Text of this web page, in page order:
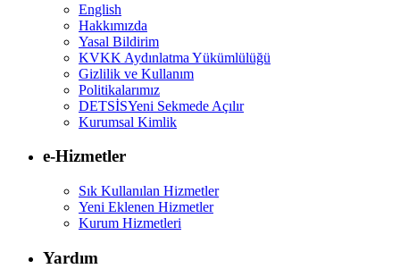
English
Hakkımızda
Yasal Bildirim
KVKK Aydınlatma Yükümlülüğü
Gizlilik ve Kullanım
Politikalarımız
DETSİSYeni Sekmede Açılır
Kurumsal Kimlik
e-Hizmetler
Sık Kullanılan Hizmetler
Yeni Eklenen Hizmetler
Kurum Hizmetleri
Yardım